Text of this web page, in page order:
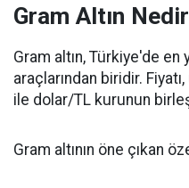
Gram Altın
Gram altın, Türkiye'de en
araçlarından biridir.
ile dolar/TL kurunun
Gram altının öne çıkan